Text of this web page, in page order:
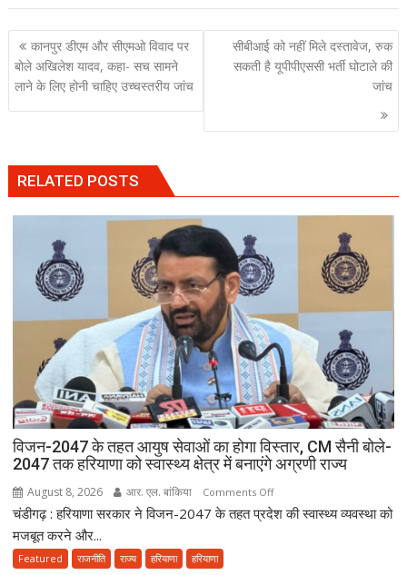
Post
navigation
कानपुर डीएम और सीएमओ विवाद पर
बोले अखिलेश यादव, कहा- सच सामने
लाने के लिए होनी चाहिए उच्चस्तरीय जांच
सीबीआई को नहीं मिले दस्तावेज, रुक
सकती है यूपीपीएससी भर्ती घोटाले की
जांच
RELATED POSTS
विजन-2047 के तहत आयुष सेवाओं का होगा विस्तार, CM सैनी बोले-
2047 तक हरियाणा को स्वास्थ्य क्षेत्र में बनाएंगे अग्रणी राज्य
August 8, 2026 आर. एल. बांकिया Comments Offon
विजन-2047
चंडीगढ़ : हरियाणा सरकार ने विजन-2047 के तहत प्रदेश की स्वास्थ्य व्यवस्था को
मजबूत करने और...
Featured राजनीति राज्य हरियाणा हरियाणा